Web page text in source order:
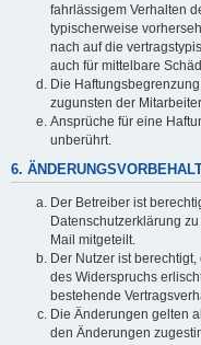
fahrlässigem Verhalten
typischerweise
nach auf die
auch für mittelbare
Die
zugunsten der
Ansprüche für eine
unberührt.
6.
Der Betreiber ist
Datenschutzerklärung
Mail mitgeteilt.
Der Nutzer ist
des Widerspruchs
bestehende
Die Änderungen gelten
den Änderungen